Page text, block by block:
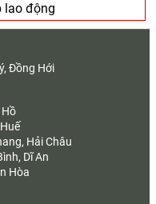
lao động
Đồng Hới
Hồ
Hải Châu
Dĩ An
Hòa